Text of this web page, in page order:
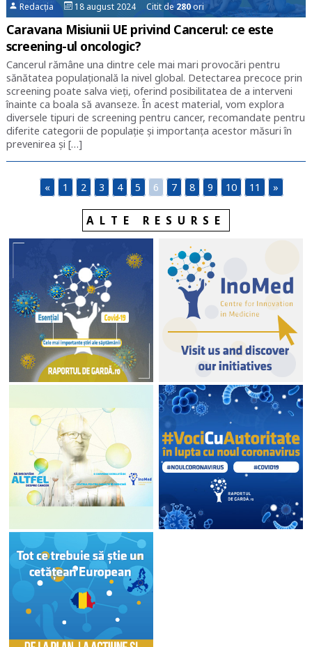
Redacția 18 august 2024 Citit de280ori
Caravana Misiunii UE privind Cancerul: ce este
screening-ul oncologic?
Cancerul rămâne una dintre cele mai mari provocări pentru
sănătatea populațională la nivel global. Detectarea precoce prin
screening poate salva vieți, oferind posibilitatea de a interveni
înainte ca boala să avanseze. În acest material, vom explora
diversele tipuri de screening pentru cancer, recomandate pentru
diferite categorii de populație și importanța acestor măsuri în
prevenirea și […]
« 1 2 3 4 5 6 7 8 9 10 11 »
ALTE RESURSE